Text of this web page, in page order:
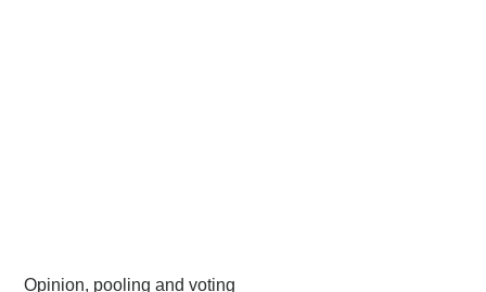
Opinion, pooling and voting